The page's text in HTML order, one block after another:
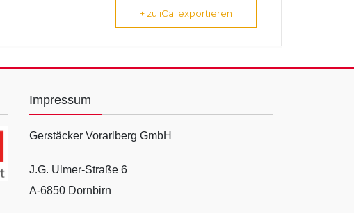
+ zu iCal exportieren
Impressum
Gerstäcker Vorarlberg GmbH
J.G. Ulmer-Straße 6
A-6850 Dornbirn